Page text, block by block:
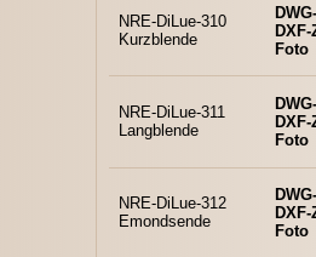
NRE-DiLue-310
Kurzblende
Foto
NRE-DiLue-311
Langblende
Foto
NRE-DiLue-312
Emondsende
Foto